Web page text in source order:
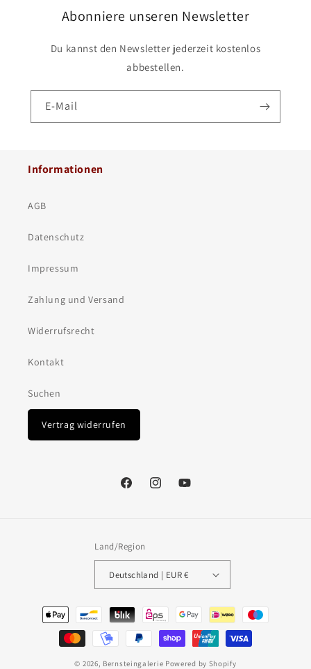
Abonniere unseren Newsletter
Du kannst den Newsletter jederzeit kostenlos
abbestellen.
E-Mail
Informationen
AGB
Datenschutz
Impressum
Zahlung und Versand
Widerrufsrecht
Kontakt
Suchen
Vertrag widerrufen
FacebookInstagramYouTube
Land/Region
Deutschland | EUR €
Zahlungsmethoden
© 2026, Bernsteingalerie Powered by Shopify